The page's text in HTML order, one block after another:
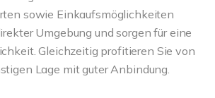
sowie Einkaufsmöglichkeiten
Umgebung und sorgen für eine
Gleichzeitig profitieren Sie von
Lage mit guter Anbindung.